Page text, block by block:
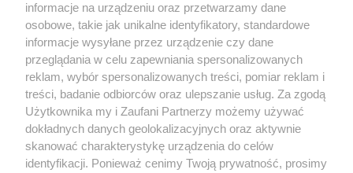
1 / 2
Pozar bielszowice psp
Nie zapomnij
zapoznać się z:
polityką prywatności regulamin korzystania z portali
Twojemiasto
Piekary Śląskie
Chorzów
Tarnowskie Góry
Skontakuj sięz nami
Kontakt
Wydawca
Redakcja
informacje na urządzeniu oraz przetwarzamy dane
osobowe, takie jak unikalne identyfikatory, standardowe
informacje wysyłane przez urządzenie czy dane
przeglądania w celu zapewniania spersonalizowanych
reklam, wybór spersonalizowanych treści, pomiar reklam i
treści, badanie odbiorców oraz ulepszanie usług. Za zgodą
Użytkownika my i Zaufani Partnerzy możemy używać
dokładnych danych geolokalizacyjnych oraz aktywnie
skanować charakterystykę urządzenia do celów
identyfikacji. Ponieważ cenimy Twoją prywatność, prosimy